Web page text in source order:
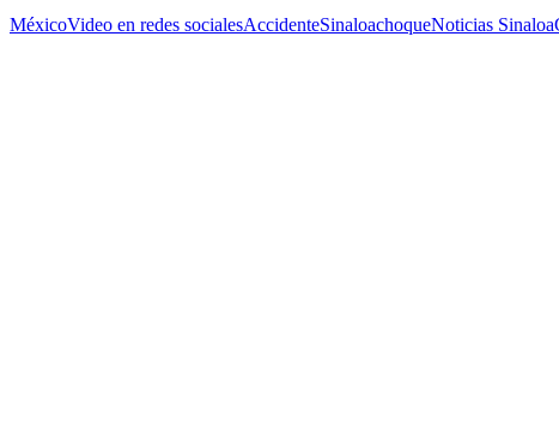
MéxicoVideo en redes socialesAccidenteSinaloachoqueNoticias Sinaloa